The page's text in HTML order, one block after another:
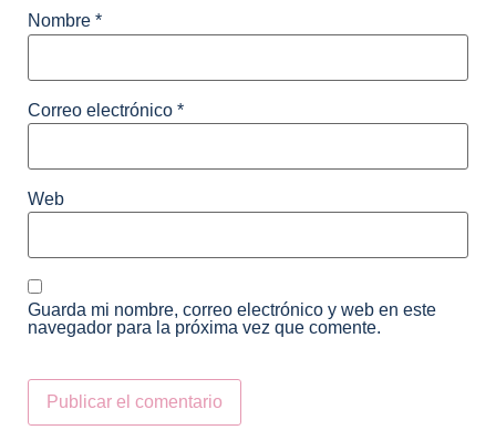
Nombre *
Correo electrónico *
Web
Guarda mi nombre, correo electrónico y web en este
navegador para la próxima vez que comente.